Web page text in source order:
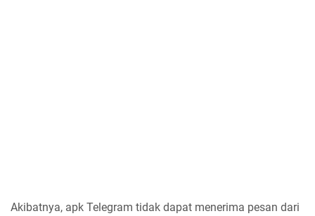
Akibatnya, apk Telegram tidak dapat menerima pesan dari